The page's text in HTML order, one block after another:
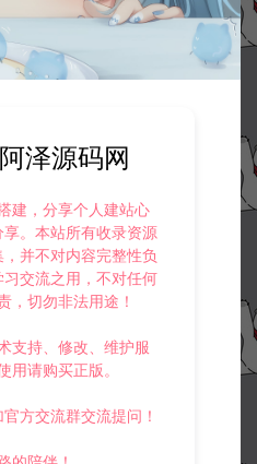
泽源码网
建，分享个人建站心
。本站所有收录资源
并不对内容完整性负
交流之用，不对任何
，切勿非法用途！
支持、修改、维护服
用请购买正版。
方交流群交流提问！